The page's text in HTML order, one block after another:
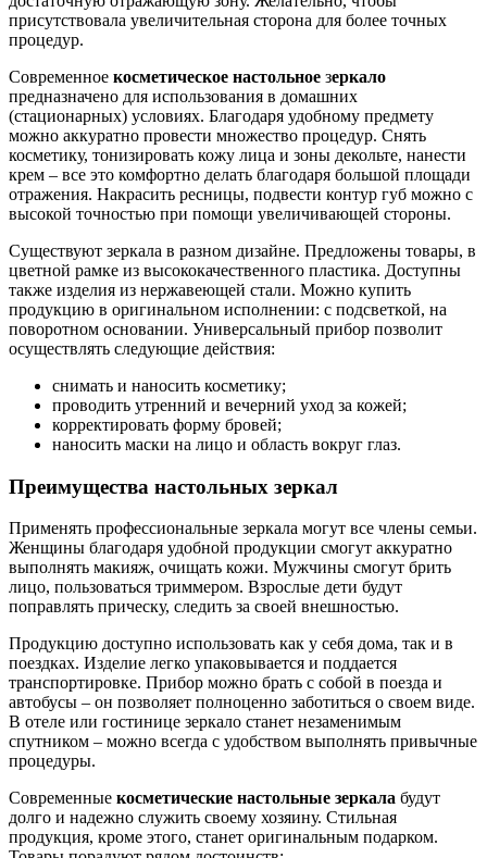
присутствовала увеличительная сторона для более точных
процедур.
Современное косметическое настольное зеркало
предназначено для использования в домашних
(стационарных) условиях. Благодаря удобному предмету
можно аккуратно провести множество процедур. Снять
косметику, тонизировать кожу лица и зоны декольте, нанести
крем – все это комфортно делать благодаря большой площади
отражения. Накрасить ресницы, подвести контур губ можно с
высокой точностью при помощи увеличивающей стороны.
Существуют зеркала в разном дизайне. Предложены товары, в
цветной рамке из высококачественного пластика. Доступны
также изделия из нержавеющей стали. Можно купить
продукцию в оригинальном исполнении: с подсветкой, на
поворотном основании. Универсальный прибор позволит
осуществлять следующие действия:
снимать и наносить косметику;
проводить утренний и вечерний уход за кожей;
корректировать форму бровей;
наносить маски на лицо и область вокруг глаз.
Преимущества настольных зеркал
Применять профессиональные зеркала могут все члены семьи.
Женщины благодаря удобной продукции смогут аккуратно
выполнять макияж, очищать кожи. Мужчины смогут брить
лицо, пользоваться триммером. Взрослые дети будут
поправлять прическу, следить за своей внешностью.
Продукцию доступно использовать как у себя дома, так и в
поездках. Изделие легко упаковывается и поддается
транспортировке. Прибор можно брать с собой в поезда и
автобусы – он позволяет полноценно заботиться о своем виде.
В отеле или гостинице зеркало станет незаменимым
спутником – можно всегда с удобством выполнять привычные
процедуры.
Современные косметические настольные зеркала будут
долго и надежно служить своему хозяину. Стильная
продукция, кроме этого, станет оригинальным подарком.